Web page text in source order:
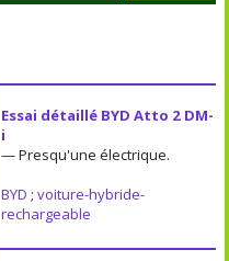
Essai détaillé BYD Atto 2 DM-
i
— Presqu'une électrique.
BYD ; voiture-hybride-
rechargeable